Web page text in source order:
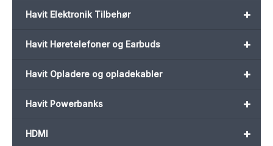
+
Havit Elektronik Tilbehør
+
Havit Høretelefoner og Earbuds
+
Havit Opladere og opladekabler
+
Havit Powerbanks
+
HDMI